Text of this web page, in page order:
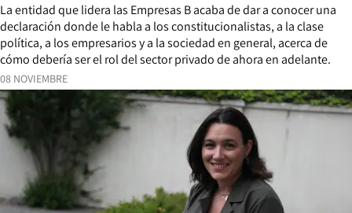
08 NOVIEMBRE
La entidad que lidera las Empresas B acaba de dar a conocer una
declaración donde le habla a los constitucionalistas, a la clase
política, a los empresarios y a la sociedad en general, acerca de
cómo debería ser el rol del sector privado de ahora en adelante.